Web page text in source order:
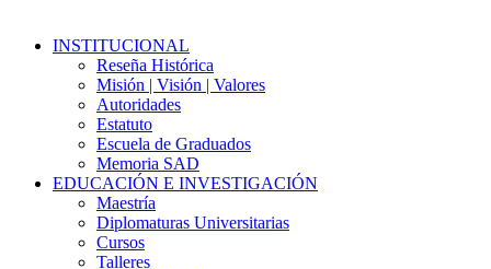
Close
INSTITUCIONAL
Reseña Histórica
Misión | Visión | Valores
Autoridades
Estatuto
Escuela de Graduados
Memoria SAD
EDUCACIÓN E INVESTIGACIÓN
Maestría
Diplomaturas Universitarias
Cursos
Talleres